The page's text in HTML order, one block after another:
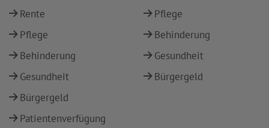
Rente
Pflege
Behinderung
Gesundheit
Bürgergeld
Patientenverfügung
Pflege
Behinderung
Gesundheit
Bürgergeld